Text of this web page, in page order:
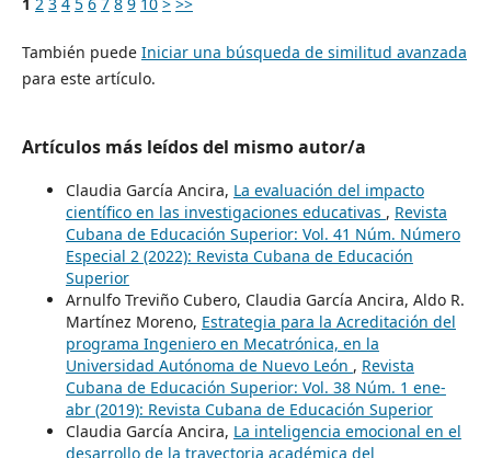
También puede Iniciar una búsqueda de similitud avanzada
para este artículo.
Artículos más leídos del mismo autor/a
Claudia García Ancira, La evaluación del impacto
científico en las investigaciones educativas , Revista
Cubana de Educación Superior: Vol. 41 Núm. Número
Especial 2 (2022): Revista Cubana de Educación
Superior
Arnulfo Treviño Cubero, Claudia García Ancira, Aldo R.
Martínez Moreno, Estrategia para la Acreditación del
programa Ingeniero en Mecatrónica, en la
Universidad Autónoma de Nuevo León , Revista
Cubana de Educación Superior: Vol. 38 Núm. 1 ene-
abr (2019): Revista Cubana de Educación Superior
Claudia García Ancira, La inteligencia emocional en el
desarrollo de la trayectoria académica del